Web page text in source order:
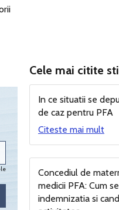
Cele mai citite
In ce situatii se
de caz pentru PFA
Citeste mai mult
Concediul de
medicii PFA: Cum
indemnizatia si